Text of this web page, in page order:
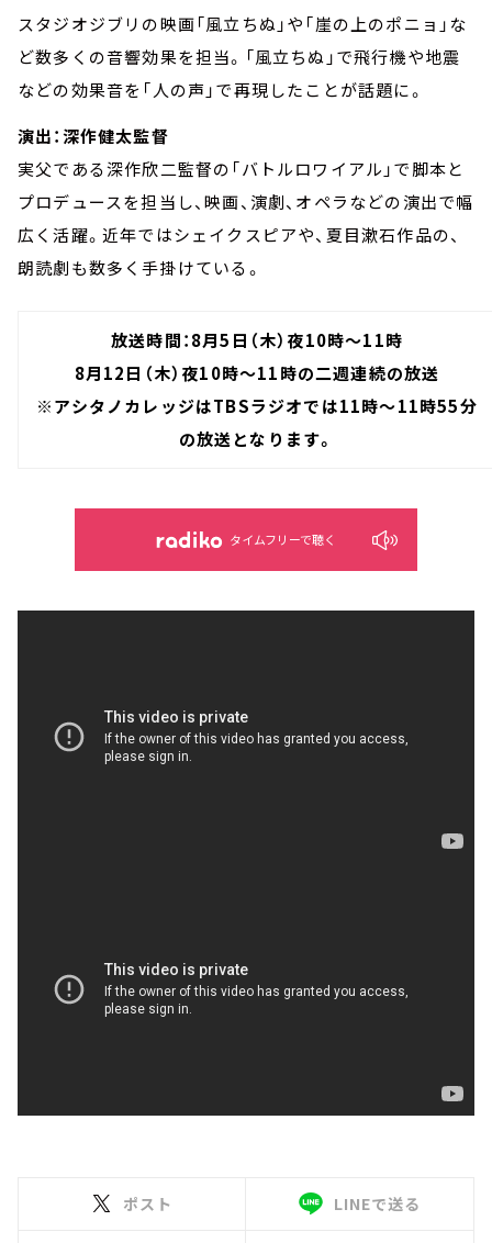
スタジオジブリの映画「風立ちぬ」や「崖の上のポニョ」な
ど数多くの音響効果を担当。「風立ちぬ」で飛行機や地震
などの効果音を「人の声」で再現したことが話題に。
演出：深作健太監督
実父である深作欣二監督の「バトルロワイアル」で脚本と
プロデュースを担当し、映画、演劇、オペラなどの演出で幅
広く活躍。近年ではシェイクスピアや、夏目漱石作品の、
朗読劇も数多く手掛けている。
放送時間：8月5日（木）夜10時～11時
8月12日（木）夜10時～11時の二週連続の放送
※アシタノカレッジはTBSラジオでは11時～11時55分
の放送となります。
タイムフリーで聴く
ポスト LINEで送る